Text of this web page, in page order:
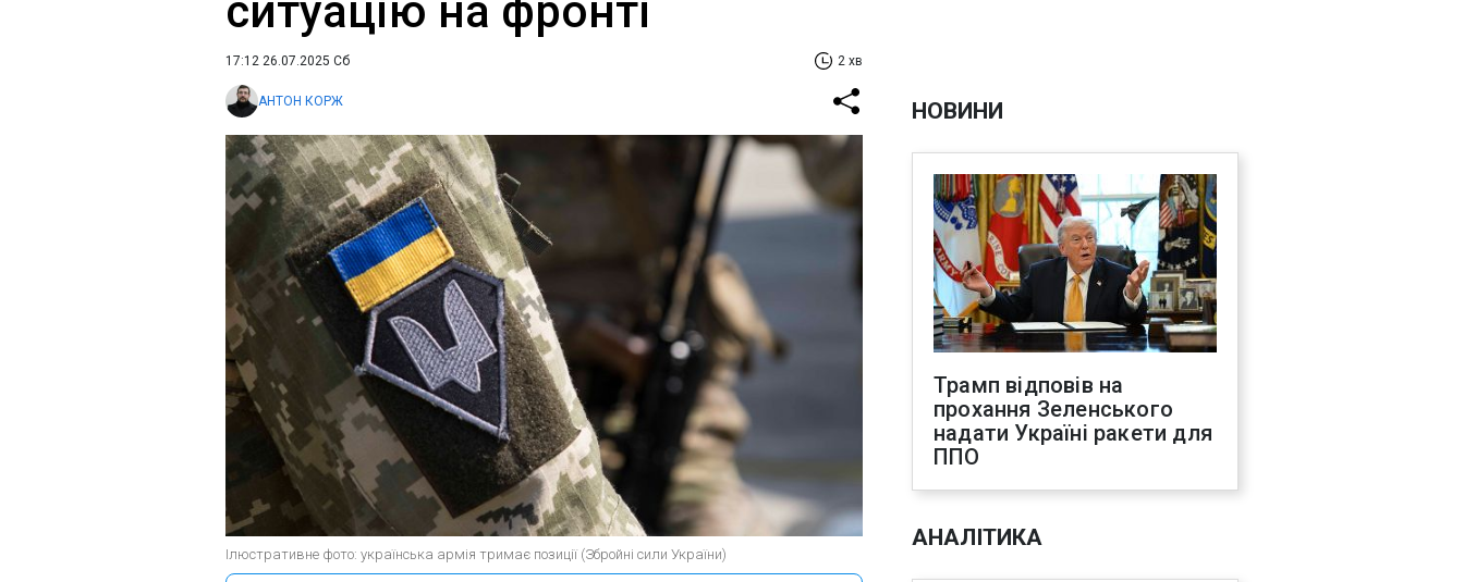
ситуацію на фронті
17:12 26.07.2025 Сб 2 хв
АНТОН КОРЖ
Ілюстративне фото: українська армія тримає позиції (Збройні сили України)
НОВИНИ
Трамп відповів на
прохання Зеленського
надати Україні ракети для
ППО
АНАЛІТИКА